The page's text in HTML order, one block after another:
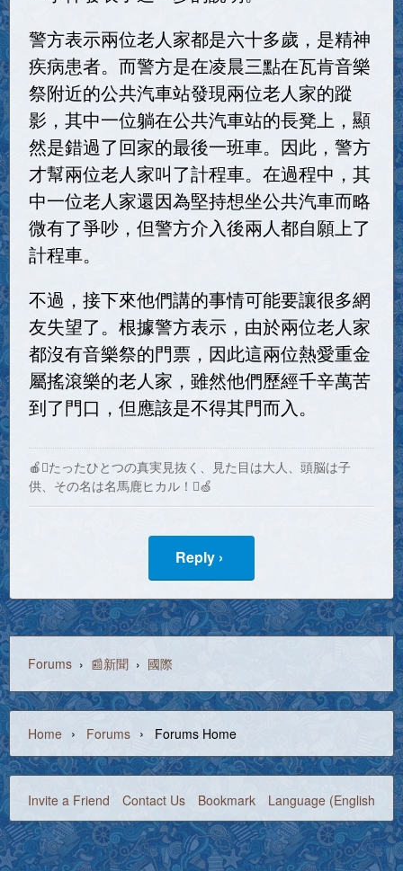
警方表示兩位老人家都是六十多歲，是精神
疾病患者。而警方是在凌晨三點在瓦肯音樂
祭附近的公共汽車站發現兩位老人家的蹤
影，其中一位躺在公共汽車站的長凳上，顯
然是錯過了回家的最後一班車。因此，警方
才幫兩位老人家叫了計程車。在過程中，其
中一位老人家還因為堅持想坐公共汽車而略
微有了爭吵，但警方介入後兩人都自願上了
計程車。
不過，接下來他們講的事情可能要讓很多網
友失望了。根據警方表示，由於兩位老人家
都沒有音樂祭的門票，因此這兩位熱愛重金
屬搖滾樂的老人家，雖然他們歷經千辛萬苦
到了門口，但應該是不得其門而入。
🍎たったひとつの真実見抜く、見た目は大人、頭脳は子
供、その名は名馬鹿ヒカル！🍏
Reply ›
Forums › 📰新聞 › 國際
Home › Forums › Forums Home
Invite a Friend Contact Us Bookmark Language (English)